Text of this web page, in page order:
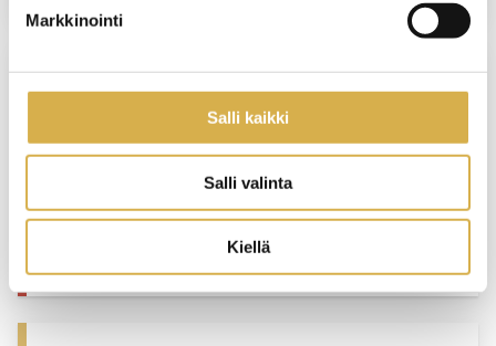
Markkinointi
Salli kaikki
Salli valinta
Kiellä
Kehittämisen ja toiminnan ohjaamisen
osaamiskokonaisuus | Majoitus- ja
ravitsemisalan esihenkilötyön
erikoisammattitutkinto